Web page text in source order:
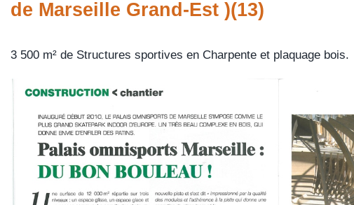
de Marseille Grand-Est )(13)
3 500 m² de Structures sportives en Charpente et plaquage bois.